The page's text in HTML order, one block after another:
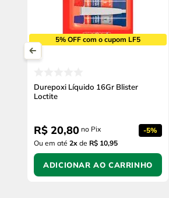
5% OFF com o cupom LF5
Durepoxi Líquido 16Gr Blister
Loctite
R$ 20,80 no Pix -5%
Ou em até 2x de R$ 10,95
ADICIONAR AO CARRINHO